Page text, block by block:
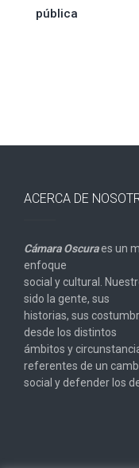
pública
ACERCA DE
Cámara Oscuraes un
enfoque
social y cultural.
sido la gente, sus
historias, sus
desde los distintos
ámbitos y
referentes de un
social y defender los